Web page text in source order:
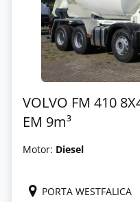
VOLVO FM 410
EM 9m³
Motor: Diesel
PORTA WESTFALICA